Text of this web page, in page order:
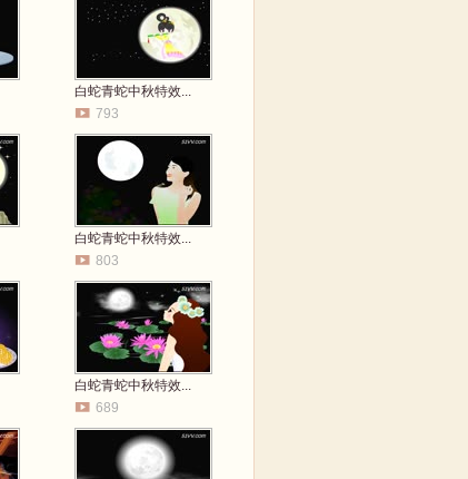
白蛇青蛇中秋特效...
793
白蛇青蛇中秋特效...
803
白蛇青蛇中秋特效...
689